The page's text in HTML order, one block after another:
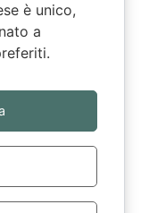
è unico,
a